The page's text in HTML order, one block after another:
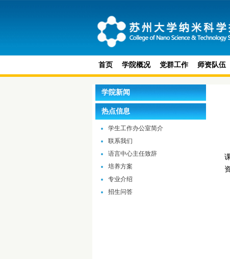
首页 学院概况 党群工作 师资队伍
学院新闻
热点信息
学生工作办公室简介
联系我们
语言中心主任致辞
培养方案
专业介绍
招生问答